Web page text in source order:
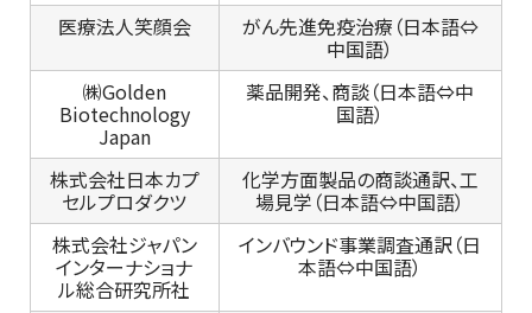
医療法人笑顔会
がん先進免疫治療（日本語⇔
中国語）
㈱Golden
Biotechnology
Japan
薬品開発、商談（日本語⇔中
国語）
株式会社日本カプ
セルプロダクツ
化学方面製品の商談通訳、工
場見学（日本語⇔中国語）
株式会社ジャパン
インターナショナ
ル総合研究所社
インバウンド事業調査通訳（日
本語⇔中国語）